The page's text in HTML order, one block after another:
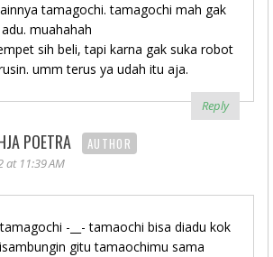
tamagochi. tamagochi mah gak
muahahah
sih beli, tapi karna gak suka robot
umm terus ya udah itu aja.
Reply
POETRA AUTHOR
at 11:39 AM
-__- tamaochi bisa diadu kok
gitu tamaochimu sama